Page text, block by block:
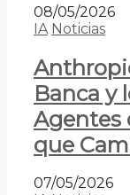
08/05/2026
IA Noticias
Banca y
Agentes
que
07/05/2026